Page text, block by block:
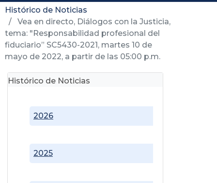
Histórico de Noticias
Vea en directo, Diálogos con la Justicia,
tema: "Responsabilidad profesional del
fiduciario” SC5430-2021, martes 10 de
mayo de 2022, a partir de las 05:00 p.m.
Histórico de Noticias
2025
2026